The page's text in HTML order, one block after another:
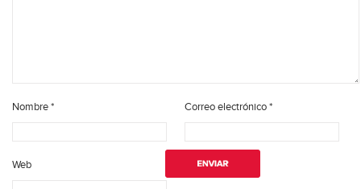
Nombre* Correo electrónico*
Web